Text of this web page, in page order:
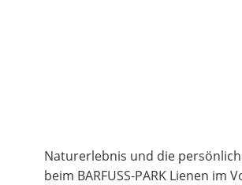
Naturerlebnis und die
beim BARFUSS-PARK Lienen